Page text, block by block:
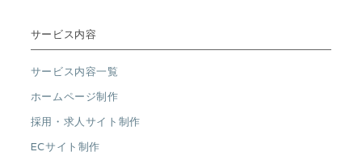
サービス内容
サービス内容一覧
ホームページ制作
採用・求人サイト制作
ECサイト制作